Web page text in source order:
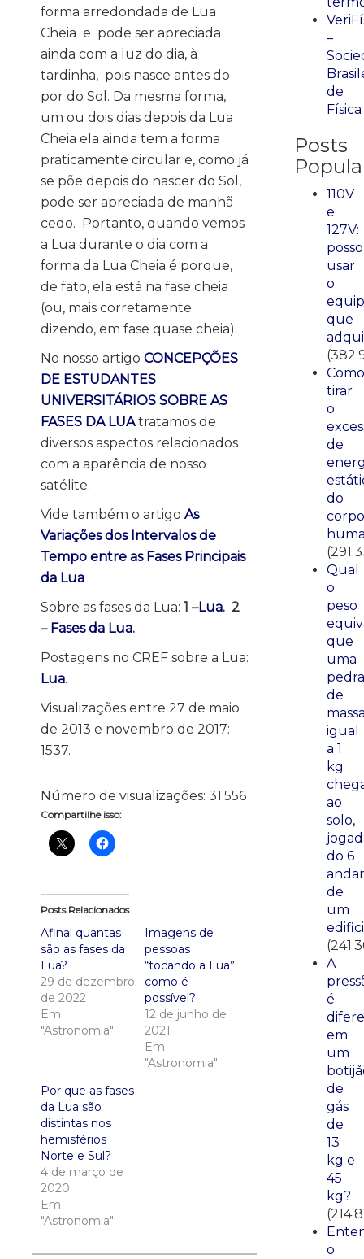
forma arredondada de Lua
Cheia e pode ser apreciada
ainda com a luz do dia, à
tardinha, pois nasce antes do
por do Sol. Da mesma forma,
um ou dois dias depois da Lua
Cheia ela ainda tem a forma
praticamente circular e, como já
se põe depois do nascer do Sol,
pode ser apreciada de manhã
cedo. Portanto, quando vemos
a Lua durante o dia com a
forma da Lua Cheia é porque,
de fato, ela está na fase cheia
(ou, mais corretamente
dizendo, em fase quase cheia).
No nosso artigo CONCEPÇÕES
DE ESTUDANTES
UNIVERSITÁRIOS SOBRE AS
FASES DA LUA tratamos de
diversos aspectos relacionados
com a aparência de nosso
satélite.
Vide também o artigo As
Variações dos Intervalos de
Tempo entre as Fases Principais
da Lua
Sobre as fases da Lua: 1 –Lua. 2
– Fases da Lua.
Postagens no CREF sobre a Lua:
Lua.
Visualizações entre 27 de maio
de 2013 e novembro de 2017:
1537.
Número de visualizações: 31.556
Compartilhe isso:
Posts Relacionados
Afinal quantas
são as fases da
Lua?
29 de dezembro
de 2022
Em
"Astronomia"
Imagens de
pessoas
“tocando a Lua”:
como é
possível?
12 de junho de
2021
Em
"Astronomia"
Por que as fases
da Lua são
distintas nos
hemisférios
Norte e Sul?
4 de março de
2020
Em
"Astronomia"
–
de
Física
Posts
110V
e
127V:
posso
usar
o
que
Como
tirar
o
de
do
corpo
Qual
o
peso
que
uma
pedra
de
igual
a 1
kg
ao
solo,
do 6
andar
de
um
A
é
em
um
de
gás
de
13
kg e
45
kg?
o